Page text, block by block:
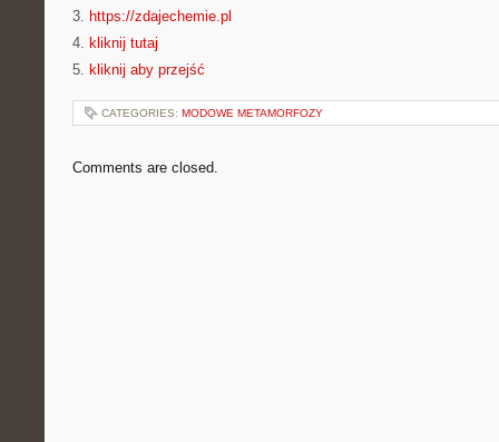
3. https://zdajechemie.pl
4. kliknij tutaj
5. kliknij aby przejść
CATEGORIES: MODOWE METAMORFOZY
Comments are closed.